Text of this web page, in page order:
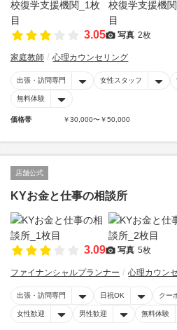
3.05 写真 2枚
家庭教師 心理カウンセリング
出張・訪問専門 女性スタッフ
無料体験
価格帯 ￥30,000〜￥50,000
店舗公式
KYお金と仕事の相談所
3.09 写真 5枚
ファイナンシャルプランナー 心理カウン
出張・訪問専門 日祝OK クー
女性歓迎 男性歓迎 無料体験